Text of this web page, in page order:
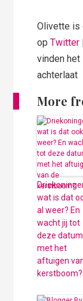
Olivette is
opTwitter
vinden
achterlaat
More
wat is dat
al weer? En
wacht jij tot
deze datum
met het
aftuigen
kerstboom?